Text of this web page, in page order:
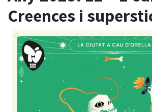
Creences i